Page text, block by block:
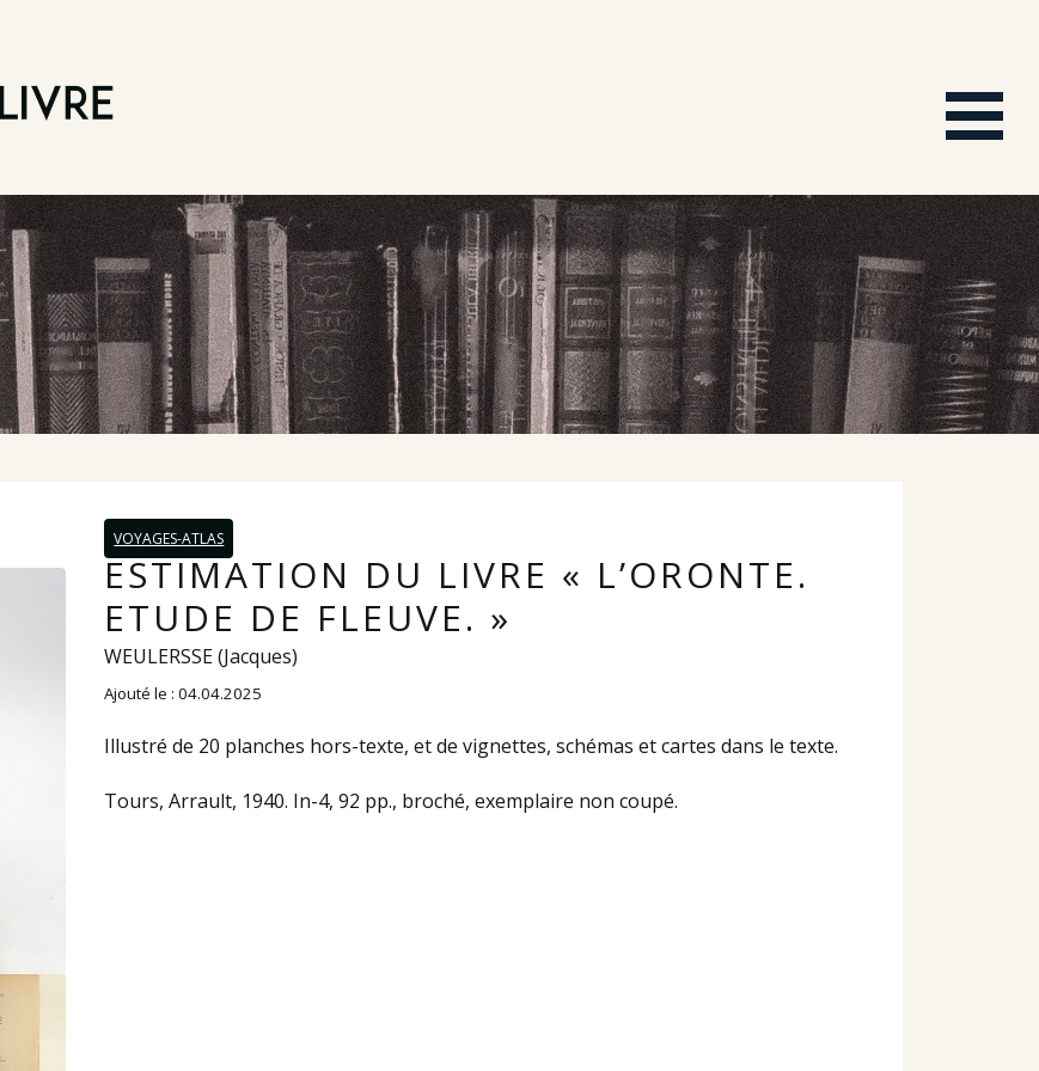
VOYAGES-ATLAS
ESTIMATION DU LIVRE « L’ORONTE.
ETUDE DE FLEUVE. »
WEULERSSE (Jacques)
Ajouté le : 04.04.2025
Illustré de 20 planches hors-texte, et de vignettes, schémas et cartes dans le texte.
Tours, Arrault, 1940. In-4, 92 pp., broché, exemplaire non coupé.